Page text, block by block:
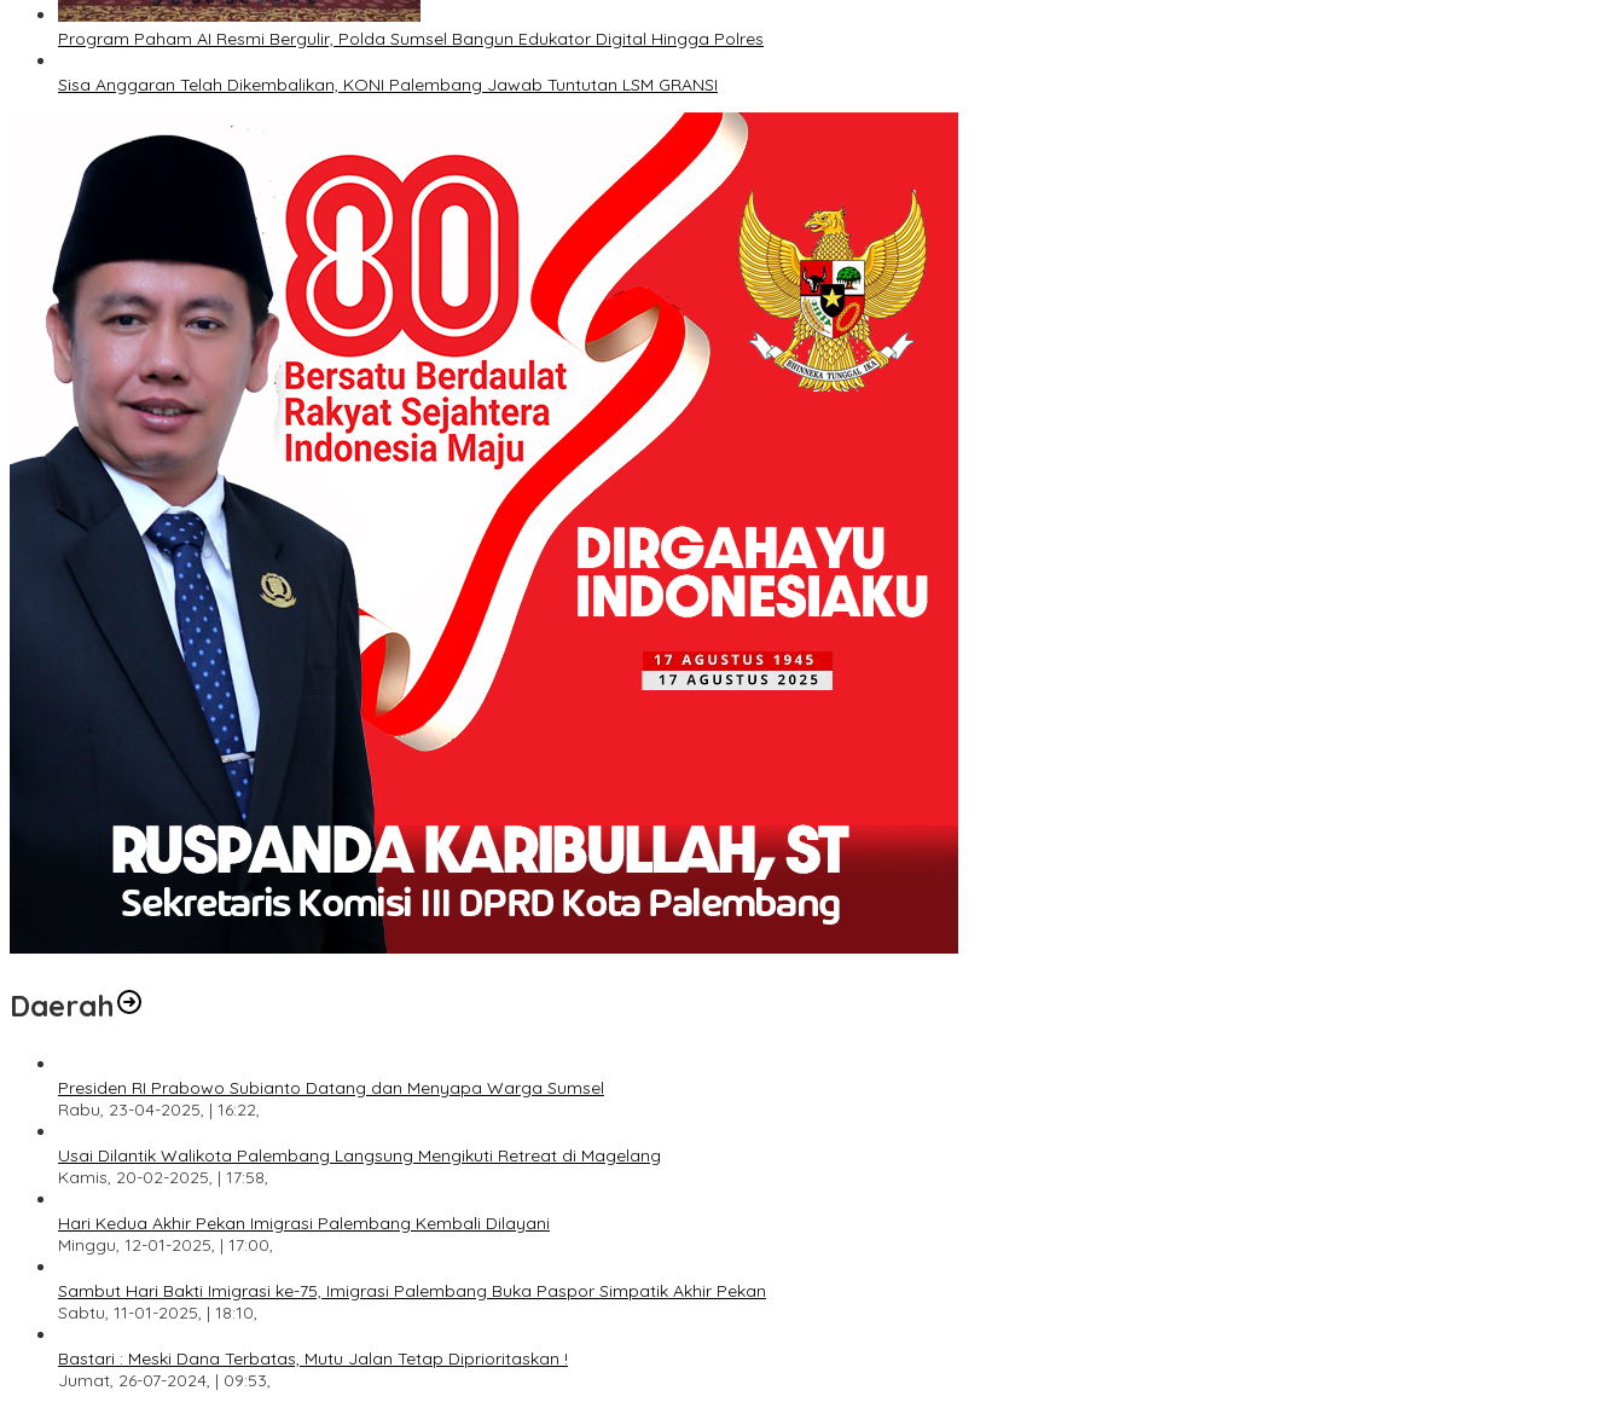
Program Paham AI Resmi Bergulir, Polda Sumsel Bangun Edukator Digital Hingga Polres
Sisa Anggaran Telah Dikembalikan, KONI Palembang Jawab Tuntutan LSM GRANSI
Daerah
Presiden RI Prabowo Subianto Datang dan Menyapa Warga Sumsel
Rabu, 23-04-2025, | 16:22,
Usai Dilantik Walikota Palembang Langsung Mengikuti Retreat di Magelang
Kamis, 20-02-2025, | 17:58,
Hari Kedua Akhir Pekan Imigrasi Palembang Kembali Dilayani
Minggu, 12-01-2025, | 17:00,
Sambut Hari Bakti Imigrasi ke-75, Imigrasi Palembang Buka Paspor Simpatik Akhir Pekan
Sabtu, 11-01-2025, | 18:10,
Bastari : Meski Dana Terbatas, Mutu Jalan Tetap Diprioritaskan !
Jumat, 26-07-2024, | 09:53,